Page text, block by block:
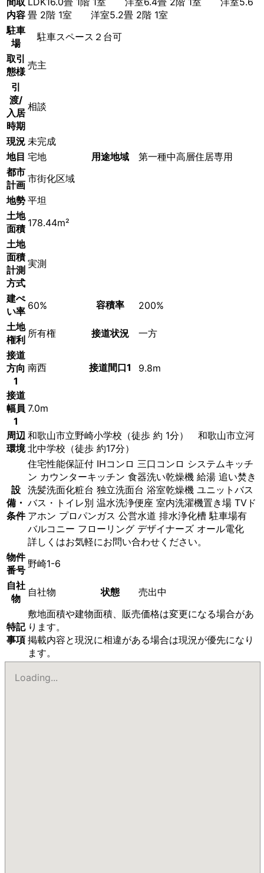
内容 畳 2階 1室 洋室5.2畳 2階 1室
駐車
場
駐車スペース２台可
取引
態様
売主
引
渡/
入居
時期
相談
現況 未完成
地目 宅地 用途地域
第一種中高層住居専用
都市
計画
市街化区域
地勢 平坦
土地
面積 178.44m²
土地
面積
計測
方式
実測
建ぺ
い率 60% 容積率
200%
土地
権利
所有権 接道状況
一方
接道
方向
1
南西 接道間口1 9.8m
接道
幅員
1
7.0m
周辺
環境
和歌山市立野崎小学校（徒歩 約 1分） 和歌山市立河
北中学校（徒歩 約17分）
設
備・
条件
住宅性能保証付 IHコンロ 三口コンロ システムキッチ
ン カウンターキッチン 食器洗い乾燥機 給湯 追い焚き
洗髪洗面化粧台 独立洗面台 浴室乾燥機 ユニットバス
バス・トイレ別 温水洗浄便座 室内洗濯機置き場 TVド
アホン プロパンガス 公営水道 排水浄化槽 駐車場有
バルコニー フローリング デザイナーズ オール電化
詳しくはお気軽にお問い合わせください。
物件
番号
野崎1-6
自社
物
自社物 状態 売出中
特記
事項
敷地面積や建物面積、販売価格は変更になる場合があ
ります。
掲載内容と現況に相違がある場合は現況が優先になり
ます。
Loading...